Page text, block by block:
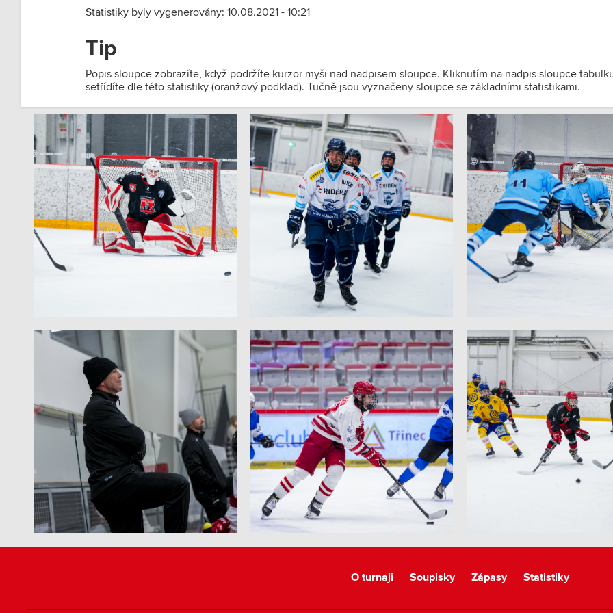
Statistiky byly vygenerovány: 10.08.2021 - 10:21
Tip
Popis sloupce zobrazíte, když podržíte kurzor myši nad nadpisem sloupce. Kliknutím na nadpis sloupce
setřídíte dle této statistiky (oranžový podklad). Tučně jsou vyznačeny sloupce se základními statistikami.
O turnaji Soupisky Zápasy Statistiky